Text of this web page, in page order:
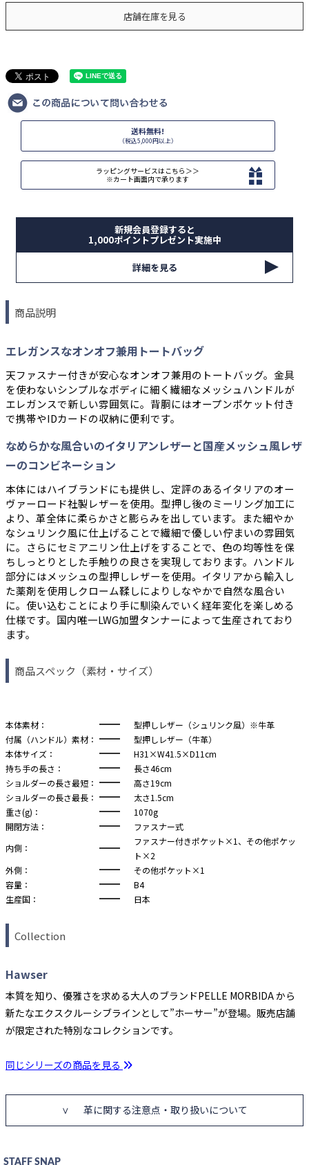
店舗在庫を見る
送料無料!
（税込5,000円以上）
ラッピングサービスはこちら＞＞
※カート画面内で承ります
新規会員登録すると
1,000ポイントプレゼント実施中
詳細を見る
商品説明
エレガンスなオンオフ兼用トートバッグ
天ファスナー付きが安心なオンオフ兼用のトートバッグ。金具
を使わないシンプルなボディに細く繊細なメッシュハンドルが
エレガンスで新しい雰囲気に。背胴にはオープンポケット付き
で携帯やIDカードの収納に便利です。
なめらかな風合いのイタリアンレザーと国産メッシュ風レザ
ーのコンビネーション
本体にはハイブランドにも提供し、定評のあるイタリアのオー
ヴァーロード社製レザーを使用。型押し後のミーリング加工に
より、革全体に柔らかさと膨らみを出しています。また細やか
なシュリンク風に仕上げることで繊細で優しい佇まいの雰囲気
に。さらにセミアニリン仕上げをすることで、色の均等性を保
ちしっとりとした手触りの良さを実現しております。ハンドル
部分にはメッシュの型押しレザーを使用。イタリアから輸入し
た薬剤を使用しクローム鞣しによりしなやかで自然な風合い
に。使い込むことにより手に馴染んでいく経年変化を楽しめる
仕様です。国内唯一LWG加盟タンナーによって生産されており
ます。
商品スペック（素材・サイズ）
本体素材：
型押しレザー（シュリンク風）※牛革
付属（ハンドル）素材：
型押しレザー（牛革）
本体サイズ：
H31×W41.5×D11cm
持ち手の長さ：
長さ46cm
ショルダーの長さ最短：
高さ19cm
ショルダーの長さ最長：
太さ1.5cm
重さ(g)：
1070g
開閉方法：
ファスナー式
内側：
ファスナー付きポケット×1、その他ポケッ
ト×2
外側：
その他ポケット×1
容量：
B4
生産国：
日本
Collection
Hawser
本質を知り、優雅さを求める大人のブランドPELLE MORBIDA から
新たなエクスクルーシブラインとして”ホーサー”が登場。販売店舗
が限定された特別なコレクションです。
同じシリーズの商品を見る
革に関する注意点・取り扱いについて
STAFF SNAP